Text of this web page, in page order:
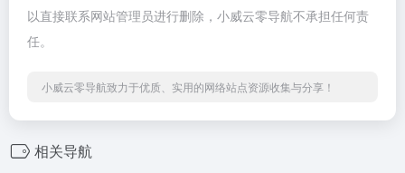
以直接联系网站管理员进行删除，小威云零导航不承担任何责
任。
小威云零导航致力于优质、实用的网络站点资源收集与分享！
相关导航